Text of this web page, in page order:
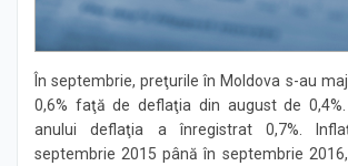
În septembrie, preţurile în Moldova s-au
0,6% faţă de deflaţia din august de
anului deflaţia a înregistrat 0,7%.
septembrie 2015 până în septembrie